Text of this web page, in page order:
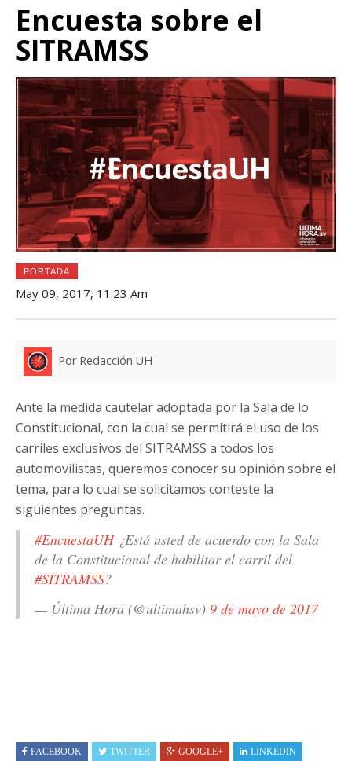
Encuesta sobre el
SITRAMSS
PORTADA
May 09, 2017, 11:23 Am
Por Redacción UH
Ante la medida cautelar adoptada por la Sala de lo
Constitucional, con la cual se permitirá el uso de los
carriles exclusivos del SITRAMSS a todos los
automovilistas, queremos conocer su opinión sobre el
tema, para lo cual se solicitamos conteste la
siguientes preguntas.
#EncuestaUH¿Está usted de acuerdo con la Sala
de la Constitucional de habilitar el carril del
#SITRAMSS?
— Última Hora (@ultimahsv) 9 de mayo de 2017
FACEBOOK TWITTER GOOGLE+ LINKEDIN